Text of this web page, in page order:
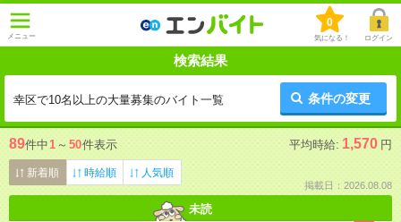
メニュー
0
気になる！ ログイン
検索結果
幸区で10名以上の大量募集のバイト一覧 条件の変更
89件中1 ～ 50件表示 平均時給: 1,570 円
新着順 時給順 人気順
掲載日：2026.08.08
未読